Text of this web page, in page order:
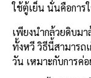
ใช้ตู้เย็น นั่นคือการ
เพียงนำกล้วยดิบม
ทั้งหวี วิธีนี้สามารถ
วัน เหมาะกับการ